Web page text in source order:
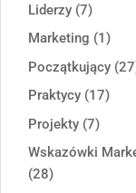
Liderzy (7)
Marketing (1)
Początkujący
Praktycy (17)
Projekty (7)
Wskazówki
(28)